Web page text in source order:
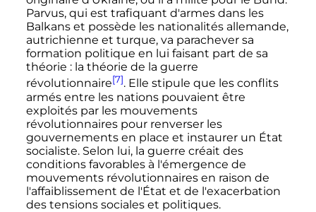
Parvus, qui est trafiquant d'armes dans les
Balkans et possède les nationalités allemande,
autrichienne et turque, va parachever sa
formation politique en lui faisant part de sa
théorie : la théorie de la guerre
révolutionnaire[7]. Elle stipule que les conflits
armés entre les nations pouvaient être
exploités par les mouvements
révolutionnaires pour renverser les
gouvernements en place et instaurer un État
socialiste. Selon lui, la guerre créait des
conditions favorables à l'émergence de
mouvements révolutionnaires en raison de
l'affaiblissement de l'État et de l'exacerbation
des tensions sociales et politiques.